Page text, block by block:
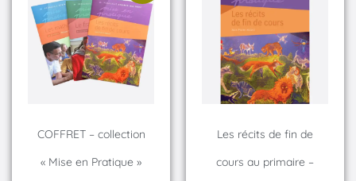
COFFRET – collection
« Mise en Pratique »
Les récits de fin de
cours au primaire –